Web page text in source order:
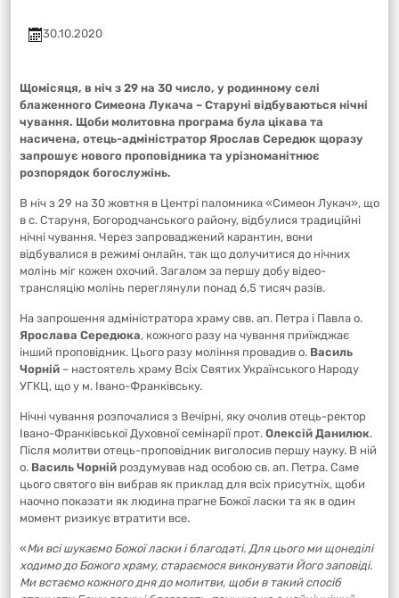
30.10.2020
Щомісяця, в ніч з 29 на 30 число, у родинному селі
блаженного Симеона Лукача – Старуні відбуваються нічні
чування. Щоби молитовна програма була цікава та
насичена, отець-адміністратор Ярослав Середюк щоразу
запрошує нового проповідника та урізноманітнює
розпорядок богослужінь.
В ніч з 29 на 30 жовтня в Центрі паломника «Симеон Лукач», що
в с. Старуня, Богородчанського району, відбулися традиційні
нічні чування. Через запроваджений карантин, вони
відбувалися в режимі онлайн, так що долучитися до нічних
молінь міг кожен охочий. Загалом за першу добу відео-
трансляцію молінь переглянули понад 6,5 тисяч разів.
На запрошення адміністратора храму свв. ап. Петра і Павла о.
Ярослава Середюка, кожного разу на чування приїжджає
інший проповідник. Цього разу моління провадив о. Василь
Чорній – настоятель храму Всіх Святих Українського Народу
УГКЦ, що у м. Івано-Франківську.
Нічні чування розпочалися з Вечірні, яку очолив отець-ректор
Івано-Франківської Духовної семінарії прот. Олексій Данилюк.
Після молитви отець-проповідник виголосив першу науку. В ній
о. Василь Чорній роздумував над особою св. ап. Петра. Саме
цього святого він вибрав як приклад для всіх присутніх, щоби
наочно показати як людина прагне Божої ласки та як в один
момент ризикує втратити все.
«Ми всі шукаємо Божої ласки і благодаті. Для цього ми щонеділі
ходимо до Божого храму, стараємося виконувати Його заповіді.
Ми встаємо кожного дня до молитви, щоби в такий спосіб